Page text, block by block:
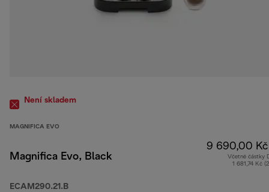
Není skladem
MAGNIFICA EVO
Magnifica Evo, Black
ECAM290.21.B
9 690,00 Kč
Včetně částky
1 681,74 Kč